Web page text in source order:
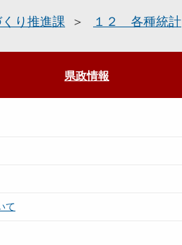
り推進課 １２ 各種統計
県政情報
て